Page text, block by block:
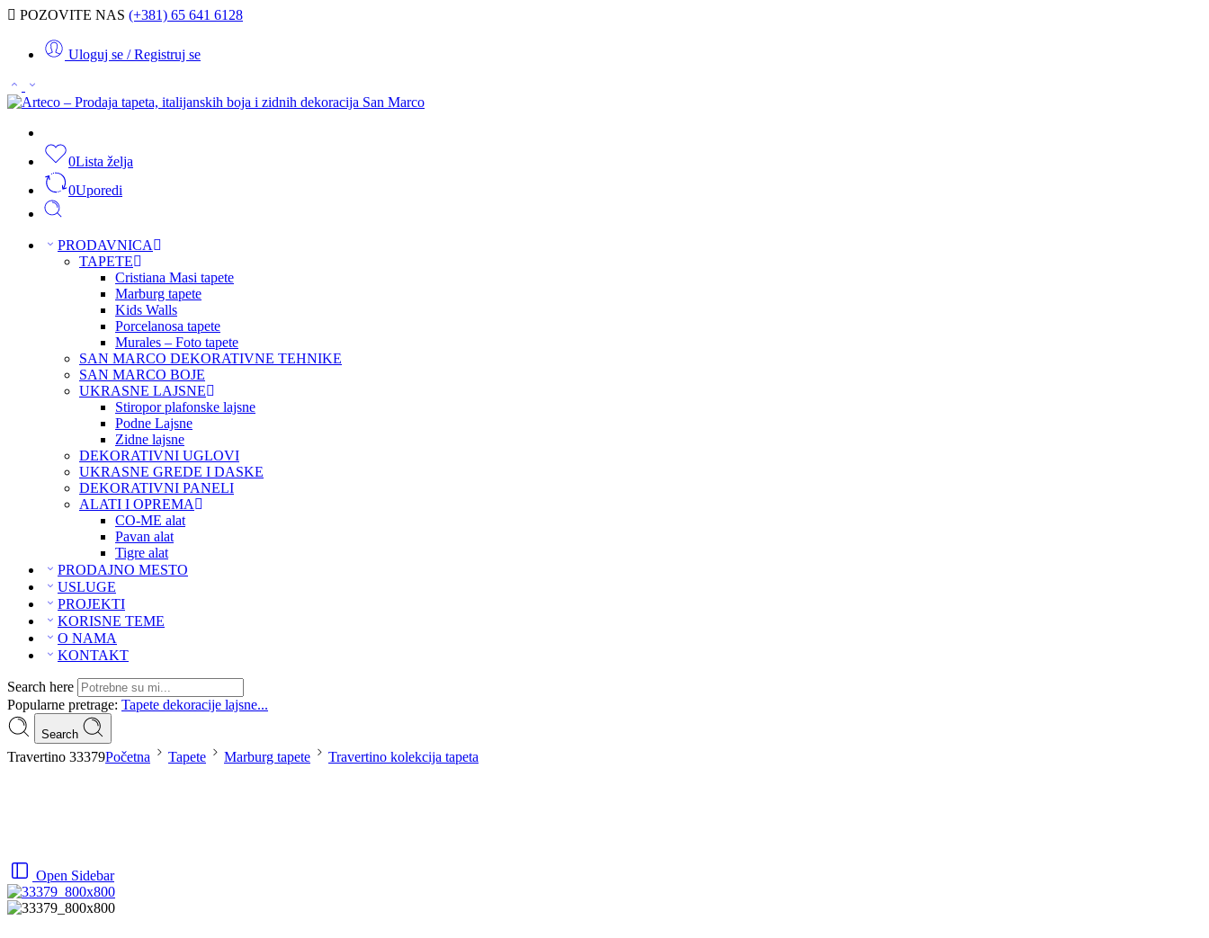
POZOVITE NAS (+381) 65 641 6128
Uloguj se / Registruj se
0Lista želja
0Uporedi
PRODAVNICA
TAPETE
Cristiana Masi tapete
Marburg tapete
Kids Walls
Porcelanosa tapete
Murales – Foto tapete
SAN MARCO DEKORATIVNE TEHNIKE
SAN MARCO BOJE
UKRASNE LAJSNE
Stiropor plafonske lajsne
Podne Lajsne
Zidne lajsne
DEKORATIVNI UGLOVI
UKRASNE GREDE I DASKE
DEKORATIVNI PANELI
ALATI I OPREMA
CO-ME alat
Pavan alat
Tigre alat
PRODAJNO MESTO
USLUGE
PROJEKTI
KORISNE TEME
O NAMA
KONTAKT
Search here
Popularne pretrage: Tapete dekoracije lajsne...
Search
Travertino 33379Početna Tapete Marburg tapete Travertino kolekcija tapeta
Open Sidebar